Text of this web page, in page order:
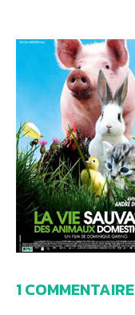
1 COMMENTAIRE